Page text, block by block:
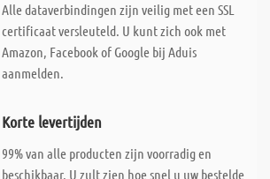
Alle dataverbindingen zijn veilig met een SSL
certificaat versleuteld. U kunt zich ook met
Amazon, Facebook of Google bij Aduis
aanmelden.
Korte levertijden
99% van alle producten zijn voorradig en
beschikbaar. U zult zien hoe snel u uw bestelde